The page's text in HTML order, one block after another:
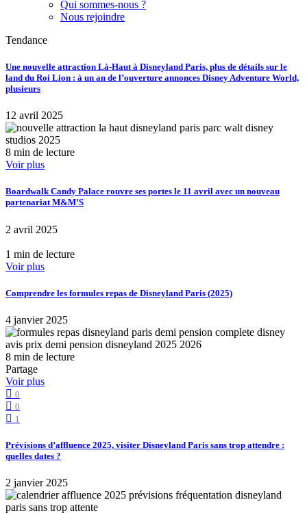
Qui sommes-nous ?
Nous rejoindre
Tendance
Une nouvelle attraction Là-Haut à Disneyland Paris, plus de détails sur le
land du Roi Lion : à un an de l’ouverture annonces Disney Adventure World,
plusieurs
12 avril 2025
8 min de lecture
Voir plus
Boardwalk Candy Palace rouvre ses portes le 11 avril avec un nouveau
partenariat M&M’S
2 avril 2025
1 min de lecture
Voir plus
Comprendre les formules repas de Disneyland Paris (2025)
4 janvier 2025
8 min de lecture
Partage
Voir plus
0
0
1
Prévisions d’affluence 2025, visiter Disneyland Paris sans trop attendre :
quelles dates ?
2 janvier 2025